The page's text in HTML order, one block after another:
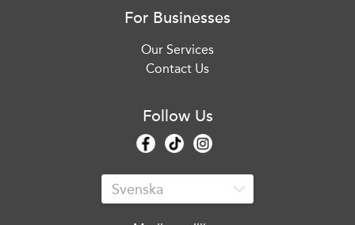
For Businesses
Our Services
Contact Us
Follow Us